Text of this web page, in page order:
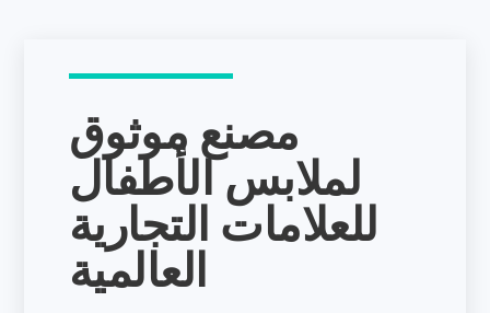
مصنع موثوق
لملابس الأطفال
للعلامات التجارية
العالمية